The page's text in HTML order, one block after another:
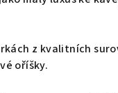
z kvalitních
oříšky.